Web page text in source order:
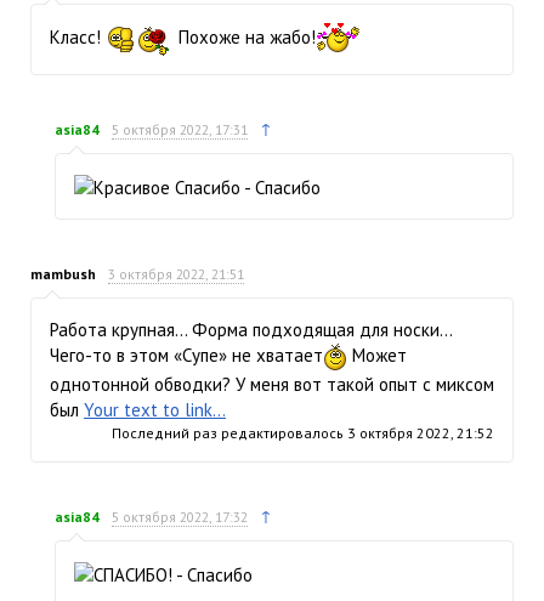
Класс! Похоже на жабо!
asia84 5 октября 2022, 17:31 ↑
mambush 3 октября 2022, 21:51
Работа крупная… Форма подходящая для носки…
Чего-то в этом «Супе» не хватает
Может
однотонной обводки? У меня вот такой опыт с миксом
был Your text to link...
Последний раз редактировалось 3 октября 2022, 21:52
asia84 5 октября 2022, 17:32 ↑